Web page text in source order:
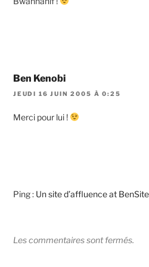
Ben Kenobi
JEUDI 16 JUIN 2005 À 0:25
Merci pour lui !
Ping : Un site d’affluence at
Les commentaires sont fermés.